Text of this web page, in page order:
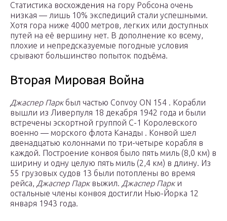
Статистика восхождения на гору Робсона очень
низкая — лишь 10% экспедиций стали успешными.
Хотя гора ниже 4000 метров, легких или доступных
путей на её вершину нет. В дополнение ко всему,
плохие и непредсказуемые погодные условия
срывают большинство попыток подъёма.
Вторая Мировая Война
Джаспер Паркбыл частью Convoy ON 154 . Корабли
вышли из Ливерпуля 18 декабря 1942 года и были
встречены эскортной группой C-1 Королевского
военно — морского флота Канады . Конвой шел
двенадцатью колоннами по три-четыре корабля в
каждой. Построение конвоя было пять миль (8,0 км) в
ширину и одну целую пять миль (2,4 км) в длину. Из
55 грузовых судов 13 были потоплены во время
рейса, Джаспер Парквыжил. Джаспер Парки
остальные члены конвоя достигли Нью-Йорка 12
января 1943 года.